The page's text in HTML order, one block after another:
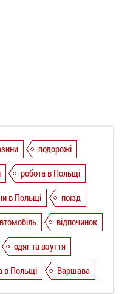
подорожі
робота в Польщі
в Польщі
поїзд
відпочинок
одяг та взуття
в Польщі Варшава